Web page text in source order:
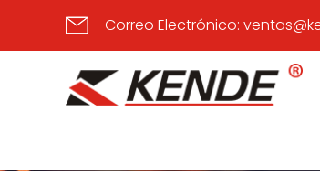
Correo Electrónico: